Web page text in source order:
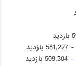
- 581,227 بازدید
- 509,304 بازدید